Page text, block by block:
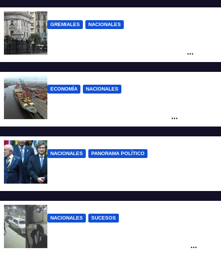
GREMIALES NACIONALES
cortes y desvíos
ECONOMÍA NACIONALES
desregulación del practicaje
NACIONALES PANORAMA POLÍTICO
NACIONALES SUCESOS